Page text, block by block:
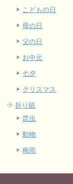
こどもの日
母の日
父の日
お中元
七夕
クリスマス
折り紙
昆虫
動物
梅雨